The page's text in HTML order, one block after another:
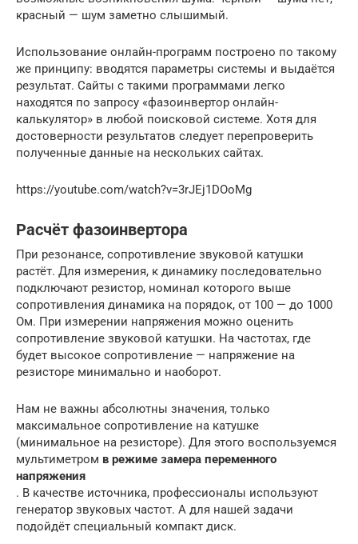
красный — шум заметно слышимый.
Использование онлайн-программ построено по такому
же принципу: вводятся параметры системы и выдаётся
результат. Сайты с такими программами легко
находятся по запросу «фазоинвертор онлайн-
калькулятор» в любой поисковой системе. Хотя для
достоверности результатов следует перепроверить
полученные данные на нескольких сайтах.
https://youtube.com/watch?v=3rJEj1DOoMg
Расчёт фазоинвертора
При резонансе, сопротивление звуковой катушки
растёт. Для измерения, к динамику последовательно
подключают резистор, номинал которого выше
сопротивления динамика на порядок, от 100 — до 1000
Ом. При измерении напряжения можно оценить
сопротивление звуковой катушки. На частотах, где
будет высокое сопротивление — напряжение на
резисторе минимально и наоборот.
Нам не важны абсолютны значения, только
максимальное сопротивление на катушке
(минимальное на резисторе). Для этого воспользуемся
мультиметром в режиме замера переменного
напряжения
. В качестве источника, профессионалы используют
генератор звуковых частот. А для нашей задачи
подойдёт специальный компакт диск.